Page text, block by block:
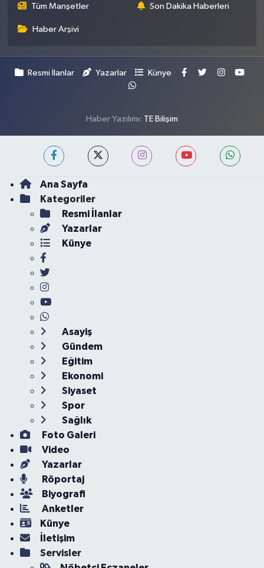
Tüm Manşetler Son Dakika Haberleri
Haber Arşivi
Resmi İlanlar Yazarlar Künye
Haber Yazılımı: TE Bilişim
Ana Sayfa
Kategoriler
Resmi İlanlar
Yazarlar
Künye
Asayiş
Gündem
Eğitim
Ekonomi
Siyaset
Spor
Sağlık
Foto Galeri
Video
Yazarlar
Röportaj
Biyografi
Anketler
Künye
İletişim
Servisler